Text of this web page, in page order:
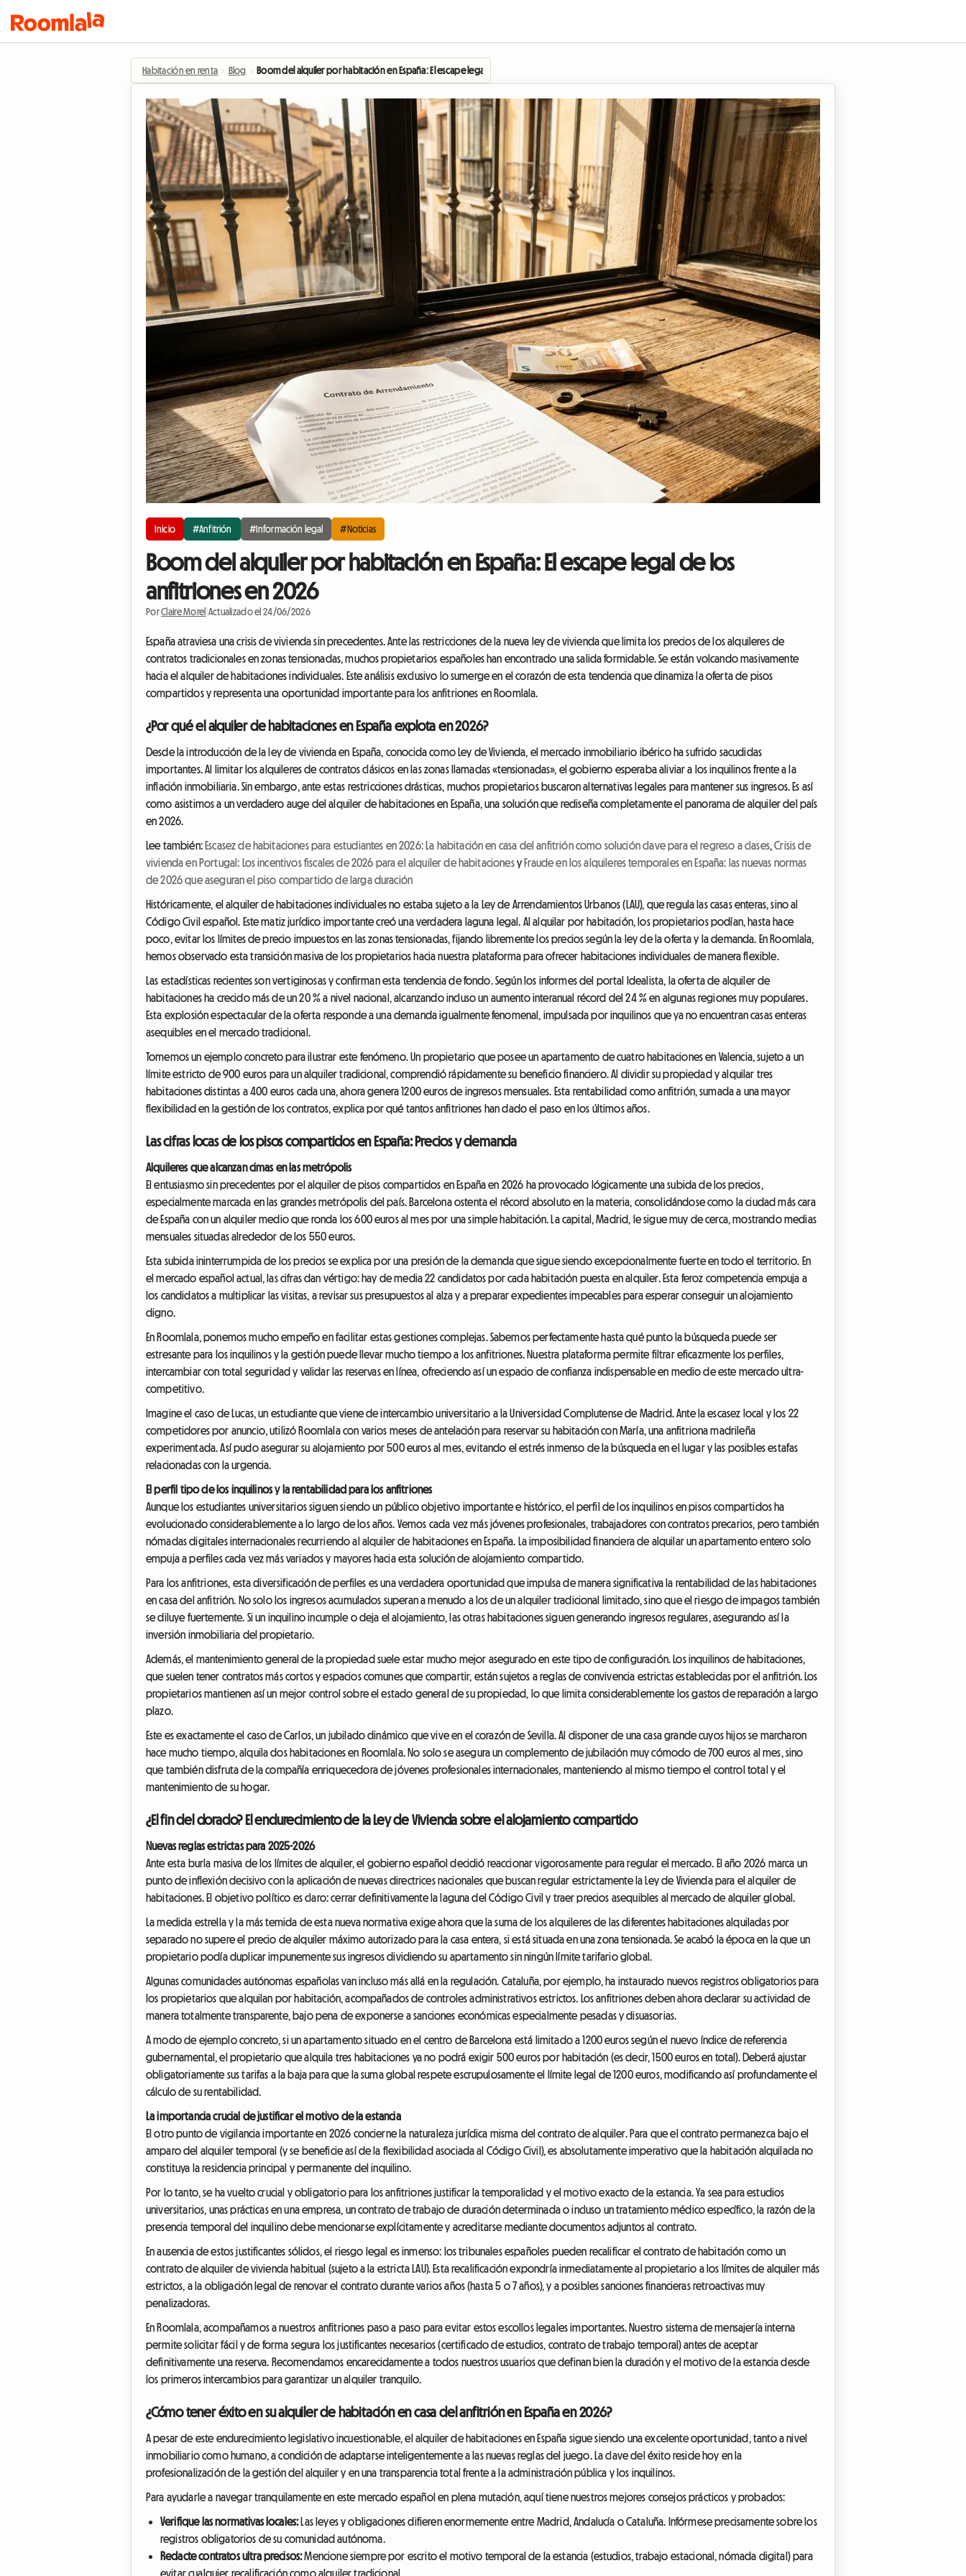
Habitación en renta › Blog › Boom del alquiler por habitación en España: El escape legal de los anfitriones en 2026
Inicio #Anfitrión #Información legal #Noticias
Boom del alquiler por habitación en España: El escape legal de los
anfitriones en 2026
PorClaire Morel Actualizado el 24/06/2026
España atraviesa una crisis de vivienda sin precedentes. Ante las restricciones de la nueva ley de vivienda que limita los precios de los alquileres de
contratos tradicionales en zonas tensionadas, muchos propietarios españoles han encontrado una salida formidable. Se están volcando masivamente
hacia el alquiler de habitaciones individuales. Este análisis exclusivo lo sumerge en el corazón de esta tendencia que dinamiza la oferta de pisos
compartidos y representa una oportunidad importante para los anfitriones en Roomlala.
¿Por qué el alquiler de habitaciones en España explota en 2026?
Desde la introducción de la ley de vivienda en España, conocida como Ley de Vivienda, el mercado inmobiliario ibérico ha sufrido sacudidas
importantes. Al limitar los alquileres de contratos clásicos en las zonas llamadas «tensionadas», el gobierno esperaba aliviar a los inquilinos frente a la
inflación inmobiliaria. Sin embargo, ante estas restricciones drásticas, muchos propietarios buscaron alternativas legales para mantener sus ingresos. Es así
como asistimos a un verdadero auge del alquiler de habitaciones en España, una solución que rediseña completamente el panorama de alquiler del país
en 2026.
Lee también: Escasez de habitaciones para estudiantes en 2026: La habitación en casa del anfitrión como solución clave para el regreso a clases,Crisis de
vivienda en Portugal: Los incentivos fiscales de 2026 para el alquiler de habitacionesy Fraude en los alquileres temporales en España: las nuevas normas
de 2026 que aseguran el piso compartido de larga duración
Históricamente, el alquiler de habitaciones individuales no estaba sujeto a la Ley de Arrendamientos Urbanos (LAU), que regula las casas enteras, sino al
Código Civil español. Este matiz jurídico importante creó una verdadera laguna legal. Al alquilar por habitación, los propietarios podían, hasta hace
poco, evitar los límites de precio impuestos en las zonas tensionadas, fijando libremente los precios según la ley de la oferta y la demanda. En Roomlala,
hemos observado esta transición masiva de los propietarios hacia nuestra plataforma para ofrecer habitaciones individuales de manera flexible.
Las estadísticas recientes son vertiginosas y confirman esta tendencia de fondo. Según los informes del portal Idealista, la oferta de alquiler de
habitaciones ha crecido más de un 20 % a nivel nacional, alcanzando incluso un aumento interanual récord del 24 % en algunas regiones muy populares.
Esta explosión espectacular de la oferta responde a una demanda igualmente fenomenal, impulsada por inquilinos que ya no encuentran casas enteras
asequibles en el mercado tradicional.
Tomemos un ejemplo concreto para ilustrar este fenómeno. Un propietario que posee un apartamento de cuatro habitaciones en Valencia, sujeto a un
límite estricto de 900 euros para un alquiler tradicional, comprendió rápidamente su beneficio financiero. Al dividir su propiedad y alquilar tres
habitaciones distintas a 400 euros cada una, ahora genera 1200 euros de ingresos mensuales. Esta rentabilidad como anfitrión, sumada a una mayor
flexibilidad en la gestión de los contratos, explica por qué tantos anfitriones han dado el paso en los últimos años.
Las cifras locas de los pisos compartidos en España: Precios y demanda
Alquileres que alcanzan cimas en las metrópolis
El entusiasmo sin precedentes por el alquiler de pisos compartidos en España en 2026 ha provocado lógicamente una subida de los precios,
especialmente marcada en las grandes metrópolis del país. Barcelona ostenta el récord absoluto en la materia, consolidándose como la ciudad más cara
de España con un alquiler medio que ronda los 600 euros al mes por una simple habitación. La capital, Madrid, le sigue muy de cerca, mostrando medias
mensuales situadas alrededor de los 550 euros.
Esta subida ininterrumpida de los precios se explica por una presión de la demanda que sigue siendo excepcionalmente fuerte en todo el territorio. En
el mercado español actual, las cifras dan vértigo: hay de media 22 candidatos por cada habitación puesta en alquiler. Esta feroz competencia empuja a
los candidatos a multiplicar las visitas, a revisar sus presupuestos al alza y a preparar expedientes impecables para esperar conseguir un alojamiento
digno.
En Roomlala, ponemos mucho empeño en facilitar estas gestiones complejas. Sabemos perfectamente hasta qué punto la búsqueda puede ser
estresante para los inquilinos y la gestión puede llevar mucho tiempo a los anfitriones. Nuestra plataforma permite filtrar eficazmente los perfiles,
intercambiar con total seguridad y validar las reservas en línea, ofreciendo así un espacio de confianza indispensable en medio de este mercado ultra-
competitivo.
Imagine el caso de Lucas, un estudiante que viene de intercambio universitario a la Universidad Complutense de Madrid. Ante la escasez local y los 22
competidores por anuncio, utilizó Roomlala con varios meses de antelación para reservar su habitación con María, una anfitriona madrileña
experimentada. Así pudo asegurar su alojamiento por 500 euros al mes, evitando el estrés inmenso de la búsqueda en el lugar y las posibles estafas
relacionadas con la urgencia.
El perfil tipo de los inquilinos y la rentabilidad para los anfitriones
Aunque los estudiantes universitarios siguen siendo un público objetivo importante e histórico, el perfil de los inquilinos en pisos compartidos ha
evolucionado considerablemente a lo largo de los años. Vemos cada vez más jóvenes profesionales, trabajadores con contratos precarios, pero también
nómadas digitales internacionales recurriendo al alquiler de habitaciones en España. La imposibilidad financiera de alquilar un apartamento entero solo
empuja a perfiles cada vez más variados y mayores hacia esta solución de alojamiento compartido.
Para los anfitriones, esta diversificación de perfiles es una verdadera oportunidad que impulsa de manera significativa la rentabilidad de las habitaciones
en casa del anfitrión. No solo los ingresos acumulados superan a menudo a los de un alquiler tradicional limitado, sino que el riesgo de impagos también
se diluye fuertemente. Si un inquilino incumple o deja el alojamiento, las otras habitaciones siguen generando ingresos regulares, asegurando así la
inversión inmobiliaria del propietario.
Además, el mantenimiento general de la propiedad suele estar mucho mejor asegurado en este tipo de configuración. Los inquilinos de habitaciones,
que suelen tener contratos más cortos y espacios comunes que compartir, están sujetos a reglas de convivencia estrictas establecidas por el anfitrión. Los
propietarios mantienen así un mejor control sobre el estado general de su propiedad, lo que limita considerablemente los gastos de reparación a largo
plazo.
Este es exactamente el caso de Carlos, un jubilado dinámico que vive en el corazón de Sevilla. Al disponer de una casa grande cuyos hijos se marcharon
hace mucho tiempo, alquila dos habitaciones en Roomlala. No solo se asegura un complemento de jubilación muy cómodo de 700 euros al mes, sino
que también disfruta de la compañía enriquecedora de jóvenes profesionales internacionales, manteniendo al mismo tiempo el control total y el
mantenimiento de su hogar.
¿El fin del dorado? El endurecimiento de la Ley de Vivienda sobre el alojamiento compartido
Nuevas reglas estrictas para 2025-2026
Ante esta burla masiva de los límites de alquiler, el gobierno español decidió reaccionar vigorosamente para regular el mercado. El año 2026 marca un
punto de inflexión decisivo con la aplicación de nuevas directrices nacionales que buscan regular estrictamente la Ley de Vivienda para el alquiler de
habitaciones. El objetivo político es claro: cerrar definitivamente la laguna del Código Civil y traer precios asequibles al mercado de alquiler global.
La medida estrella y la más temida de esta nueva normativa exige ahora que la suma de los alquileres de las diferentes habitaciones alquiladas por
separado no supere el precio de alquiler máximo autorizado para la casa entera, si está situada en una zona tensionada. Se acabó la época en la que un
propietario podía duplicar impunemente sus ingresos dividiendo su apartamento sin ningún límite tarifario global.
Algunas comunidades autónomas españolas van incluso más allá en la regulación. Cataluña, por ejemplo, ha instaurado nuevos registros obligatorios para
los propietarios que alquilan por habitación, acompañados de controles administrativos estrictos. Los anfitriones deben ahora declarar su actividad de
manera totalmente transparente, bajo pena de exponerse a sanciones económicas especialmente pesadas y disuasorias.
A modo de ejemplo concreto, si un apartamento situado en el centro de Barcelona está limitado a 1200 euros según el nuevo índice de referencia
gubernamental, el propietario que alquila tres habitaciones ya no podrá exigir 500 euros por habitación (es decir, 1500 euros en total). Deberá ajustar
obligatoriamente sus tarifas a la baja para que la suma global respete escrupulosamente el límite legal de 1200 euros, modificando así profundamente el
cálculo de su rentabilidad.
La importancia crucial de justificar el motivo de la estancia
El otro punto de vigilancia importante en 2026 concierne la naturaleza jurídica misma del contrato de alquiler. Para que el contrato permanezca bajo el
amparo del alquiler temporal (y se beneficie así de la flexibilidad asociada al Código Civil), es absolutamente imperativo que la habitación alquilada no
constituya la residencia principal y permanente del inquilino.
Por lo tanto, se ha vuelto crucial y obligatorio para los anfitriones justificar la temporalidad y el motivo exacto de la estancia. Ya sea para estudios
universitarios, unas prácticas en una empresa, un contrato de trabajo de duración determinada o incluso un tratamiento médico específico, la razón de la
presencia temporal del inquilino debe mencionarse explícitamente y acreditarse mediante documentos adjuntos al contrato.
En ausencia de estos justificantes sólidos, el riesgo legal es inmenso: los tribunales españoles pueden recalificar el contrato de habitación como un
contrato de alquiler de vivienda habitual (sujeto a la estricta LAU). Esta recalificación expondría inmediatamente al propietario a los límites de alquiler más
estrictos, a la obligación legal de renovar el contrato durante varios años (hasta 5 o 7 años), y a posibles sanciones financieras retroactivas muy
penalizadoras.
En Roomlala, acompañamos a nuestros anfitriones paso a paso para evitar estos escollos legales importantes. Nuestro sistema de mensajería interna
permite solicitar fácil y de forma segura los justificantes necesarios (certificado de estudios, contrato de trabajo temporal) antes de aceptar
definitivamente una reserva. Recomendamos encarecidamente a todos nuestros usuarios que definan bien la duración y el motivo de la estancia desde
los primeros intercambios para garantizar un alquiler tranquilo.
¿Cómo tener éxito en su alquiler de habitación en casa del anfitrión en España en 2026?
A pesar de este endurecimiento legislativo incuestionable, el alquiler de habitaciones en España sigue siendo una excelente oportunidad, tanto a nivel
inmobiliario como humano, a condición de adaptarse inteligentemente a las nuevas reglas del juego. La clave del éxito reside hoy en la
profesionalización de la gestión del alquiler y en una transparencia total frente a la administración pública y los inquilinos.
Para ayudarle a navegar tranquilamente en este mercado español en plena mutación, aquí tiene nuestros mejores consejos prácticos y probados:
Verifique las normativas locales:Las leyes y obligaciones difieren enormemente entre Madrid, Andalucía o Cataluña. Infórmese precisamente sobre los
registros obligatorios de su comunidad autónoma.
Redacte contratos ultra precisos:Mencione siempre por escrito el motivo temporal de la estancia (estudios, trabajo estacional, nómada digital) para
evitar cualquier recalificación como alquiler tradicional.